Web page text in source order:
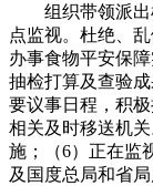
组织带领派出
点监视。杜绝、
办事食物平安保
抽检打算及查验
要议事日程，积
相关及时移送机
施；（6）正在监
及国度总局和省